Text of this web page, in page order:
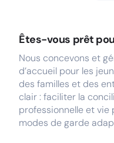
Êtes-vous prêt
Nous concevons et
d’accueil pour les
des familles et des
clair : faciliter la
professionnelle et vie
modes de garde